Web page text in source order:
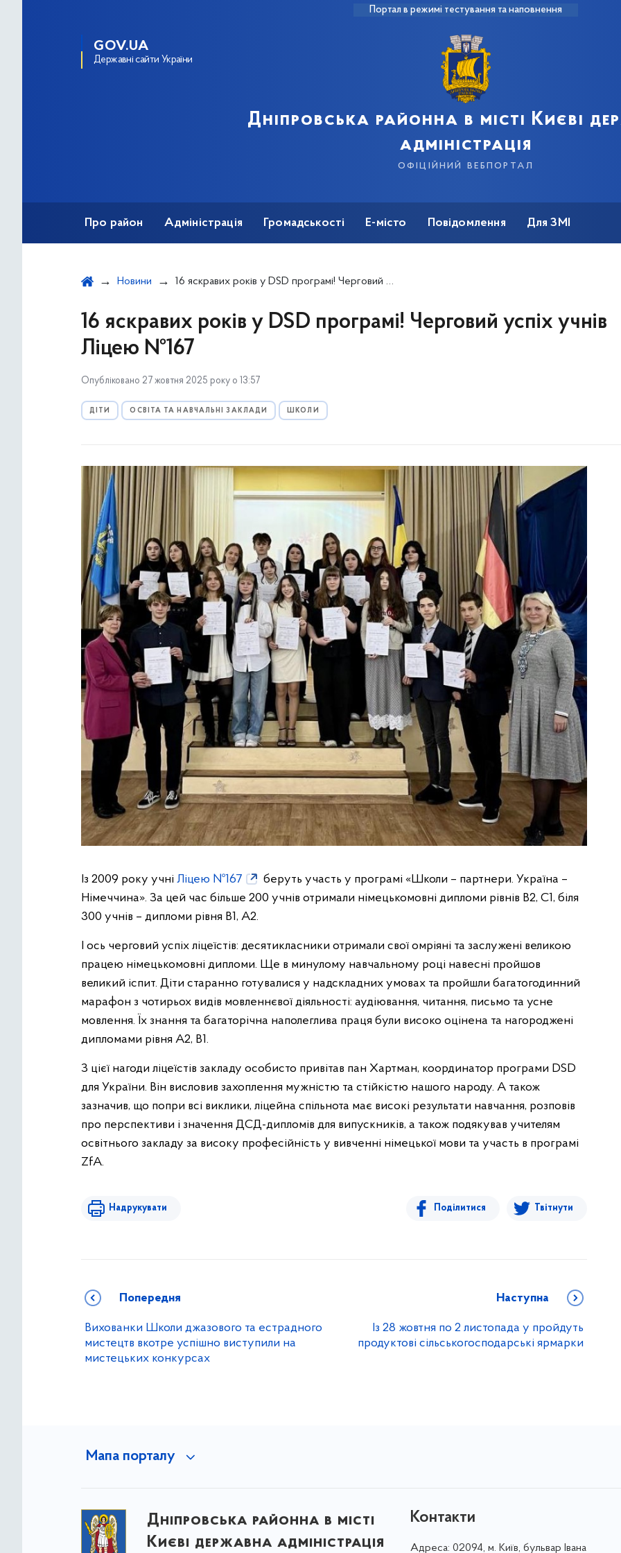
Портал в режимі тестування та наповнення
GOV.UA
Державні сайти України
Дніпровська районна в місті Києві
адміністрація
офіційний вебпортал
Про район Адміністрація Громадськості Е-місто Повідомлення Для ЗМІ
Новини 16 яскравих років у DSD програмі! Черговий успіх учнів Ліцею №167
16 яскравих років у DSD програмі! Черговий успіх учнів
Ліцею №167
Опубліковано 27 жовтня 2025 року о 13:57
ДІТИ ОСВІТА ТА НАВЧАЛЬНІ ЗАКЛАДИ ШКОЛИ
Із 2009 року учні Ліцею №167
беруть участь у програмі «Школи – партнери. Україна –
Німеччина». За цей час більше 200 учнів отримали німецькомовні дипломи рівнів В2, С1, біля
300 учнів – дипломи рівня В1, А2.
І ось черговий успіх ліцеїстів: десятикласники отримали свої омріяні та заслужені великою
працею німецькомовні дипломи. Ще в минулому навчальному році навесні пройшов
великий іспит. Діти старанно готувалися у надскладних умовах та пройшли багатогодинний
марафон з чотирьох видів мовленнєвої діяльності: аудіювання, читання, письмо та усне
мовлення. Їх знання та багаторічна наполеглива праця були високо оцінена та нагороджені
дипломами рівня А2, В1.
З цієї нагоди ліцеїстів закладу особисто привітав пан Хартман, координатор програми DSD
для України. Він висловив захоплення мужністю та стійкістю нашого народу. А також
зазначив, що попри всі виклики, ліцейна спільнота має високі результати навчання, розповів
про перспективи і значення ДСД-дипломів для випускників, а також подякував учителям
освітнього закладу за високу професійність у вивченні німецької мови та участь в програмі
ZfA.
Надрукувати Поділитися Твітнути
Попередня
Вихованки Школи джазового та естрадного
мистецтв вкотре успішно виступили на
мистецьких конкурсах
Наступна
Із 28 жовтня по 2 листопада у пройдуть
продуктові сільськогосподарські ярмарки
Мапа порталу
Дніпровська районна в місті
Києві державна адміністрація
Контакти
Адреса: 02094, м. Київ, бульвар Івана